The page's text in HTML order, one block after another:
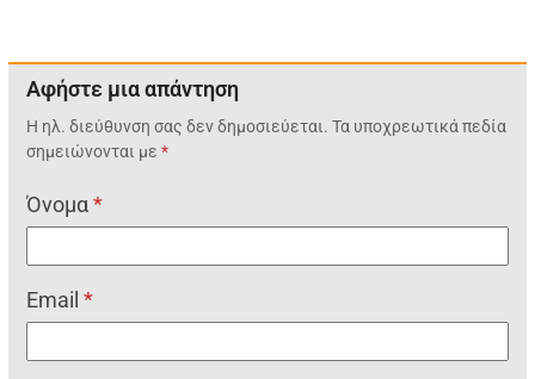
Αφήστε μια απάντηση
Η ηλ. διεύθυνση σας δεν δημοσιεύεται. Τα υποχρεωτικά πεδία
σημειώνονται με*
Όνομα*
Email*